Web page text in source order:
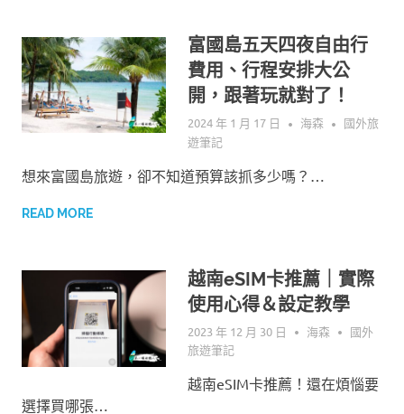
富國島五天四夜自由行
費用、行程安排大公
開，跟著玩就對了！
2024 年 1 月 17 日 海森
國外旅
遊筆記
想來富國島旅遊，卻不知道預算該抓多少嗎？…
READ MORE
越南eSIM卡推薦｜實際
使用心得＆設定教學
2023 年 12 月 30 日 海森
國外
旅遊筆記
越南eSIM卡推薦！還在煩惱要
選擇買哪張…